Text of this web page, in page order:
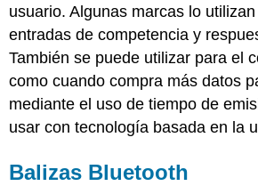
usuario. Algunas marcas lo
entradas de competencia y
También se puede utilizar para el
como cuando compra más datos
mediante el uso de tiempo de
usar con tecnología basada en la
Balizas Bluetooth